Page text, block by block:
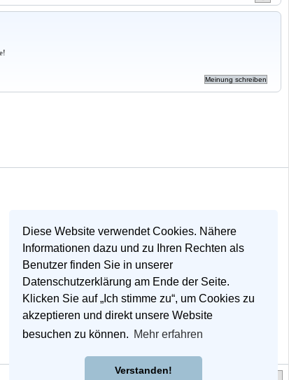
Diese Website verwendet Cookies. Nähere
Informationen dazu und zu Ihren Rechten als
Benutzer finden Sie in unserer
Datenschutzerklärung am Ende der Seite.
Klicken Sie auf „Ich stimme zu“, um Cookies zu
akzeptieren und direkt unsere Website
besuchen zu können. Mehr erfahren
Verstanden!